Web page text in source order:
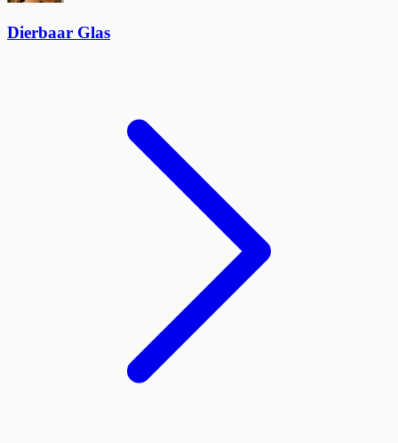
Dierbaar Glas